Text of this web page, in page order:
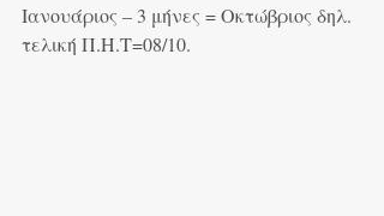
Ιανουάριος – 3 μήνες = Οκτώβριος δηλ.
τελική Π.Η.Τ=08/10.